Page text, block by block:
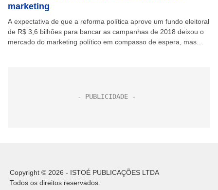
marketing
A expectativa de que a reforma política aprove um fundo eleitoral
de R$ 3,6 bilhões para bancar as campanhas de 2018 deixou o
mercado do marketing político em compasso de espera, mas
Copyright © 2026 - ISTOÉ PUBLICAÇÕES LTDA
Todos os direitos reservados.